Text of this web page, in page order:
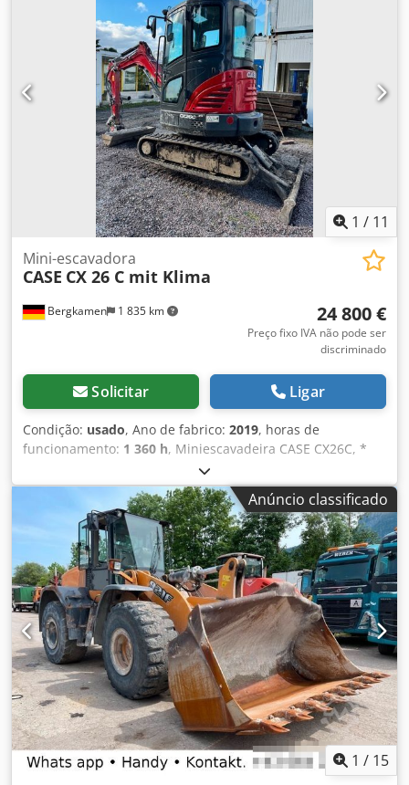
Preço líquido: 20.900,- euros.
palha, espalhador de palha
1 / 11
Bergkamen 1 835 km
Mini-escavadora
CASE CX 26 C mit Klima
24 800 €
Preço fixo IVA não pode ser
discriminado
Solicitar Ligar
Condição: usado, Ano de fabrico: 2019, horas de
funcionamento: 1 360 h, Miniescavadeira CASE CX26C, *
Ano de fabricação: 2019, Cjdpfeurfkcox Aa Tjrf * 1360 BS, i
* Aquecimento, * Ar-condicionado, * Esteiras de borracha,
* Lâmina niveladora, * Engate rápidoAnúncio classificado
1 / 15